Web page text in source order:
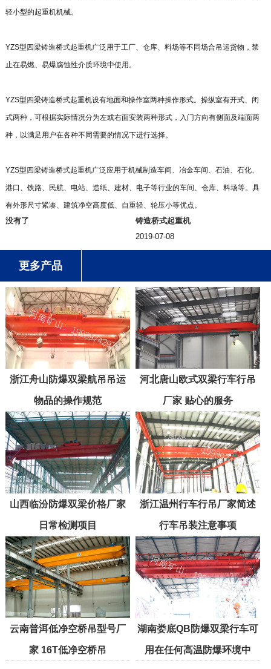
轻小型的起重机机械。
YZS型四梁铸造桥式起重机广泛用于工厂、仓库、料场等不同场合吊运货物，禁
止在易燃、易爆腐蚀性介质环境中使用。
YZS型四梁铸造桥式起重机设有地面和操作室两种操作形式。操纵室有开式、闭
式两种，可根据实际情况分为左或右面安装两种形式，入门方向有侧面及端面两
种，以满足用户在各种不同需要的情况下进行选择。
YZS型四梁铸造桥式起重机广泛应用于机械制造车间、冶金车间、石油、石化、
港口、铁路、民航、电站、造纸、建材、电子等行业的车间、仓库、料场等。具
有外形尺寸紧凑、建筑净空高度低、自重轻、轮压小等优点。
没有了
铸造桥式起重机
2019-07-08
更多产品
浙江舟山防爆双梁航吊吊运
物品的操作规范
河北唐山欧式双梁行车行吊
厂家 贴心的服务
山西临汾防爆双梁价格厂家
日常检测项目
浙江温州行车行吊厂家简述
行车吊装注意事项
云南普洱低净空桥吊型号厂
家 16T低净空桥吊
湖南娄底QB防爆双梁行车可
用在任何高温防爆环境中